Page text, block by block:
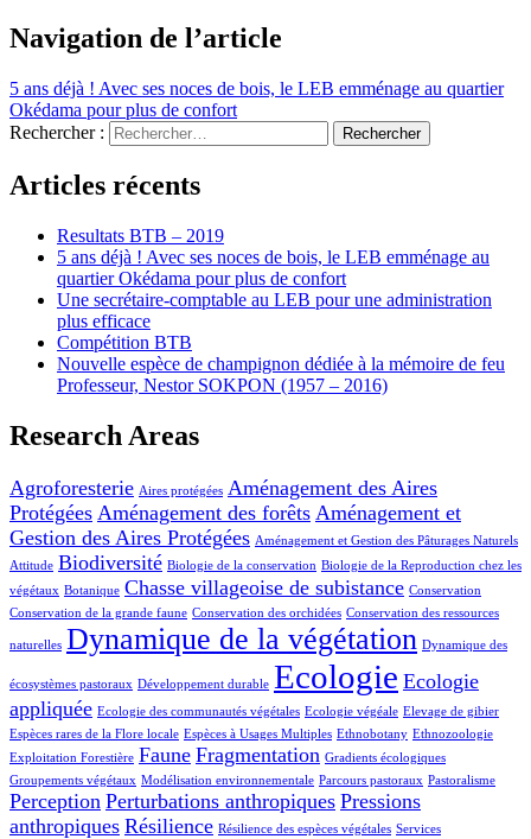
Navigation de l’article
5 ans déjà ! Avec ses noces de bois, le LEB emménage au quartier
Okédama pour plus de confort
Rechercher :
Articles récents
Resultats BTB – 2019
5 ans déjà ! Avec ses noces de bois, le LEB emménage au
quartier Okédama pour plus de confort
Une secrétaire-comptable au LEB pour une administration
plus efficace
Compétition BTB
Nouvelle espèce de champignon dédiée à la mémoire de feu
Professeur, Nestor SOKPON (1957 – 2016)
Research Areas
Agroforesterie Aires protégées Aménagement des Aires
Protégées Aménagement des forêts Aménagement et
Gestion des Aires Protégées Aménagement et Gestion des Pâturages Naturels
Attitude Biodiversité Biologie de la conservation Biologie de la Reproduction chez les
végétaux Botanique Chasse villageoise de subistance Conservation
Conservation de la grande faune Conservation des orchidées Conservation des ressources
naturelles Dynamique de la végétation Dynamique des
écosystèmes pastoraux Développement durable Ecologie Ecologie
appliquée Ecologie des communautés végétales Ecologie végéale Elevage de gibier
Espèces rares de la Flore locale Espèces à Usages Multiples Ethnobotany Ethnozoologie
Exploitation Forestière Faune Fragmentation Gradients écologiques
Groupements végétaux Modélisation environnementale Parcours pastoraux Pastoralisme
Perception Perturbations anthropiques Pressions
anthropiques Résilience Résilience des espèces végétales Services